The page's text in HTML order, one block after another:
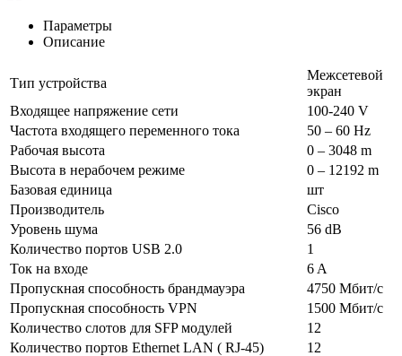
Параметры
Описание
Тип устройства
Межсетевой
экран
Входящее напряжение сети
100-240 V
Частота входящего переменного тока
50 – 60 Hz
Рабочая высота
0 – 3048 m
Высота в нерабочем режиме
0 – 12192 m
Базовая единица
шт
Производитель
Cisco
Уровень шума
56 dB
Количество портов USB 2.0
1
Ток на входе
6 A
Пропускная способность брандмауэра
4750 Мбит/с
Пропускная способность VPN
1500 Мбит/с
Количество слотов для SFP модулей
12
Количество портов Ethernet LAN ( RJ-45)
12